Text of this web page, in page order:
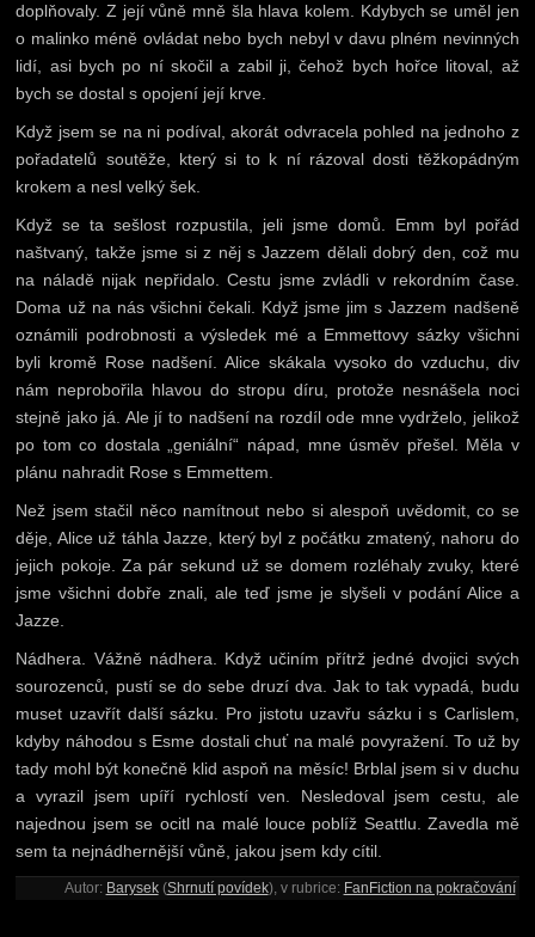
doplňovaly. Z její vůně mně šla hlava kolem. Kdybych se uměl jen
o malinko méně ovládat nebo bych nebyl v davu plném nevinných
lidí, asi bych po ní skočil a zabil ji, čehož bych hořce litoval, až
bych se dostal s opojení její krve.
Když jsem se na ni podíval, akorát odvracela pohled na jednoho z
pořadatelů soutěže, který si to k ní rázoval dosti těžkopádným
krokem a nesl velký šek.
Když se ta sešlost rozpustila, jeli jsme domů. Emm byl pořád
naštvaný, takže jsme si z něj s Jazzem dělali dobrý den, což mu
na náladě nijak nepřidalo. Cestu jsme zvládli v rekordním čase.
Doma už na nás všichni čekali. Když jsme jim s Jazzem nadšeně
oznámili podrobnosti a výsledek mé a Emmettovy sázky všichni
byli kromě Rose nadšení. Alice skákala vysoko do vzduchu, div
nám neprobořila hlavou do stropu díru, protože nesnášela noci
stejně jako já. Ale jí to nadšení na rozdíl ode mne vydrželo, jelikož
po tom co dostala „geniální“ nápad, mne úsměv přešel. Měla v
plánu nahradit Rose s Emmettem.
Než jsem stačil něco namítnout nebo si alespoň uvědomit, co se
děje, Alice už táhla Jazze, který byl z počátku zmatený, nahoru do
jejich pokoje. Za pár sekund už se domem rozléhaly zvuky, které
jsme všichni dobře znali, ale teď jsme je slyšeli v podání Alice a
Jazze.
Nádhera. Vážně nádhera. Když učiním přítrž jedné dvojici svých
sourozenců, pustí se do sebe druzí dva. Jak to tak vypadá, budu
muset uzavřít další sázku. Pro jistotu uzavřu sázku i s Carlislem,
kdyby náhodou s Esme dostali chuť na malé povyražení. To už by
tady mohl být konečně klid aspoň na měsíc! Brblal jsem si v duchu
a vyrazil jsem upíří rychlostí ven. Nesledoval jsem cestu, ale
najednou jsem se ocitl na malé louce poblíž Seattlu. Zavedla mě
sem ta nejnádhernější vůně, jakou jsem kdy cítil.
Autor: Barysek(Shrnutí povídek), v rubrice: FanFiction na pokračování